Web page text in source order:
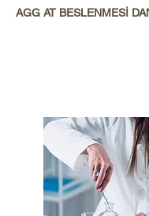
AGG AT BESLENMESİ